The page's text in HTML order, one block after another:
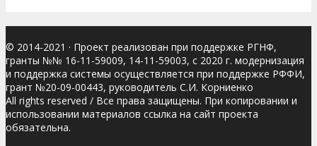
© 2014-2021 · Проект реализован при поддержке РГНФ,
гранты №№ 16-11-59009, 14-11-59003, с 2020 г. модернизация
и поддержка системы осуществляется при поддержке РФФИ,
грант №20-09-00443, руководитель С.И. Корниенко
All rights reserved / Все права защищены. При копировании и
использовании материалов ссылка на сайт проекта
обязательна.